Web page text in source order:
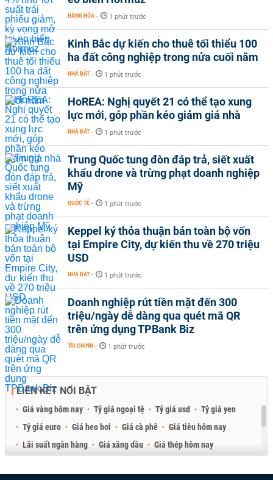
HÀNG HÓA - 1 phút trước
Kinh Bắc dự kiến cho thuê tối thiểu 100
ha đất công nghiệp trong nửa cuối năm
NHÀ ĐẤT - 1 phút trước
HoREA: Nghị quyết 21 có thể tạo xung
lực mới, góp phần kéo giảm giá nhà
NHÀ ĐẤT - 1 phút trước
Trung Quốc tung đòn đáp trả, siết xuất
khẩu drone và trừng phạt doanh nghiệp
Mỹ
QUỐC TẾ - 1 phút trước
Keppel ký thỏa thuận bán toàn bộ vốn
tại Empire City, dự kiến thu về 270 triệu
USD
NHÀ ĐẤT - 1 phút trước
Doanh nghiệp rút tiền mặt đến 300
triệu/ngày dễ dàng qua quét mã QR
trên ứng dụng TPBank Biz
TÀI CHÍNH - 1 phút trước
LIÊN KẾT NỔI BẬT
Giá vàng hôm nay Tỷ giá ngoại tệ Tỷ giá usd
Tỷ giá yen
Tỷ giá euro
Giá heo hơi Giá cà phê
Giá tiêu hôm nay
Lãi suất ngân hàng
Giá xăng dầu
Giá thép hôm nay